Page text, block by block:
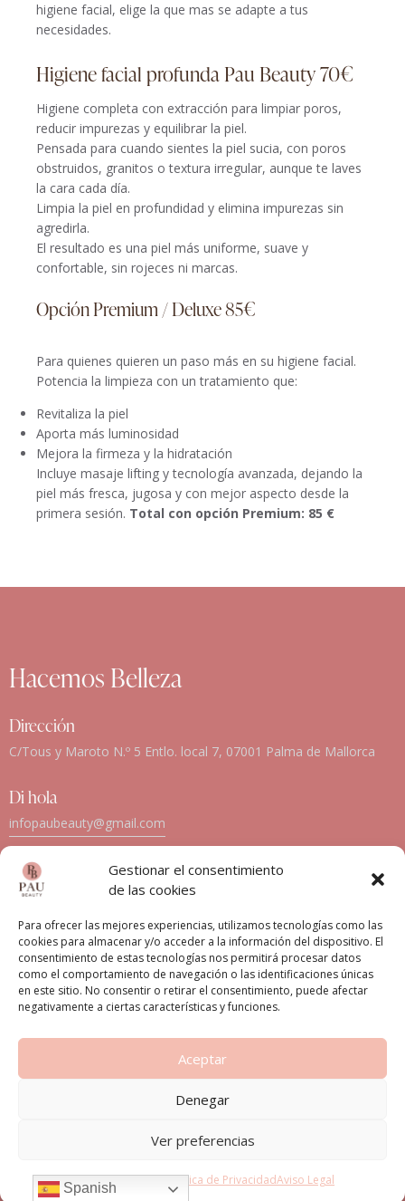
Gestionar el consentimiento
de las cookies
Para ofrecer las mejores experiencias, utilizamos tecnologías como las
cookies para almacenar y/o acceder a la información del dispositivo. El
consentimiento de estas tecnologías nos permitirá procesar datos
como el comportamiento de navegación o las identificaciones únicas
en este sitio. No consentir o retirar el consentimiento, puede afectar
negativamente a ciertas características y funciones.
Aceptar
Denegar
Ver preferencias
Política de cookiesPolítica de PrivacidadAviso Legal
higiene facial, elige la que mas se adapte a tus
necesidades.
Higiene facial profunda Pau Beauty 70€
Higiene completa con extracción para limpiar poros,
reducir impurezas y equilibrar la piel.
Pensada para cuando sientes la piel sucia, con poros
obstruidos, granitos o textura irregular, aunque te laves
la cara cada día.
Limpia la piel en profundidad y elimina impurezas sin
agredirla.
El resultado es una piel más uniforme, suave y
confortable, sin rojeces ni marcas.
Opción Premium / Deluxe 85€
Para quienes quieren un paso más en su higiene facial.
Potencia la limpieza con un tratamiento que:
Revitaliza la piel
Aporta más luminosidad
Mejora la firmeza y la hidratación
Incluye masaje lifting y tecnología avanzada, dejando la
piel más fresca, jugosa y con mejor aspecto desde la
primera sesión. Total con opción Premium: 85 €
Hacemos Belleza
Dirección
C/Tous y Maroto N.º 5 Entlo. local 7, 07001 Palma de Mallorca
Di hola
infopaubeauty@gmail.com
611 64 64 96 / 871 53 67 14
Siguenos en Instagram
Inicio Nosotros Servicios Facials Party
Spanish